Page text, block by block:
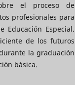
el proceso de
profesionales para
Educación Especial.
de los futuros
la graduación
básica.